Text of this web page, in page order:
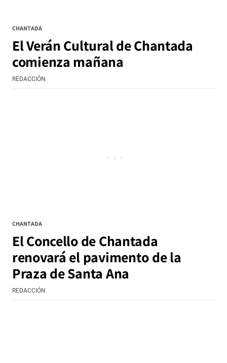
CHANTADA
El Verán Cultural de Chantada
comienza mañana
REDACCIÓN
CHANTADA
El Concello de Chantada
renovará el pavimento de la
Praza de Santa Ana
REDACCIÓN